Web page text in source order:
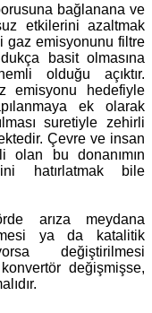
bağlanana ve
etkilerini azaltmak
gaz emisyonunu filtre
basit olmasına
olduğu açıktır.
emisyonu hedefiyle
ek olarak
suretiyle zehirli
Çevre ve insan
olan bu donanımın
hatırlatmak bile
arıza meydana
ya da katalitik
değiştirilmesi
değişmişse,